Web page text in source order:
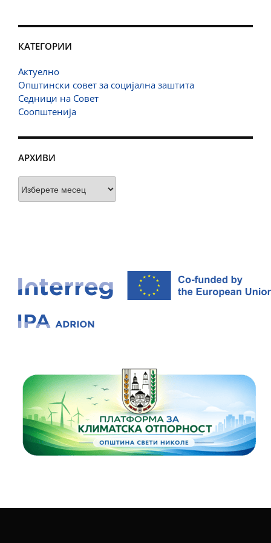
КАТЕГОРИИ
Актуелно
Општински совет за социјална заштита
Седници на Совет
Соопштенија
АРХИВИ